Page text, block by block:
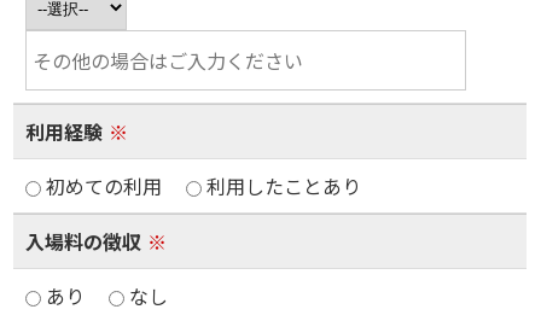
利用経験 ※
初めての利用
利用したことあり
入場料の徴収 ※
あり
なし